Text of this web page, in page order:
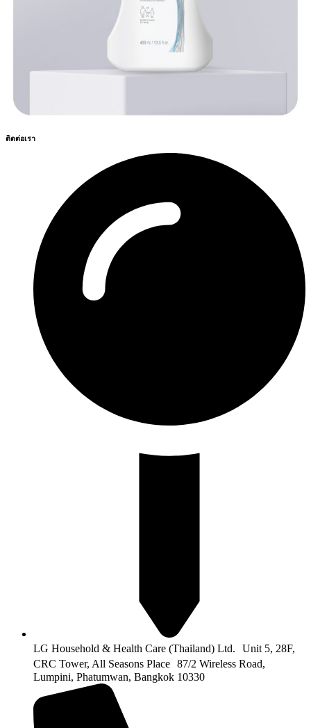
ติดต่อเรา
LG Household & Health Care (Thailand) Ltd. Unit 5, 28F,
CRC Tower, All Seasons Place 87/2 Wireless Road,
Lumpini, Phatumwan, Bangkok 10330